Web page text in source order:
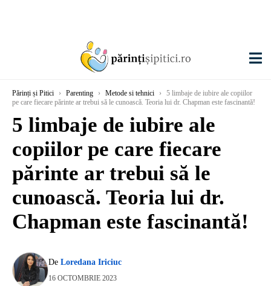
Părinți și Pitici › Parenting › Metode si tehnici ›
5 limbaje de iubire ale copiilor
pe care fiecare părinte ar trebui să le cunoască. Teoria lui dr. Chapman este fascinantă!
5 limbaje de iubire ale
copiilor pe care fiecare
părinte ar trebui să le
cunoască. Teoria lui dr.
Chapman este fascinantă!
De Loredana Iriciuc
16 OCTOMBRIE 2023